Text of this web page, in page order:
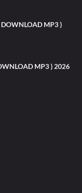
MP3 )
MP3 ) 2026